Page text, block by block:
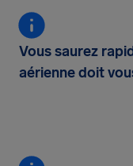
Vous saurez
aérienne doit